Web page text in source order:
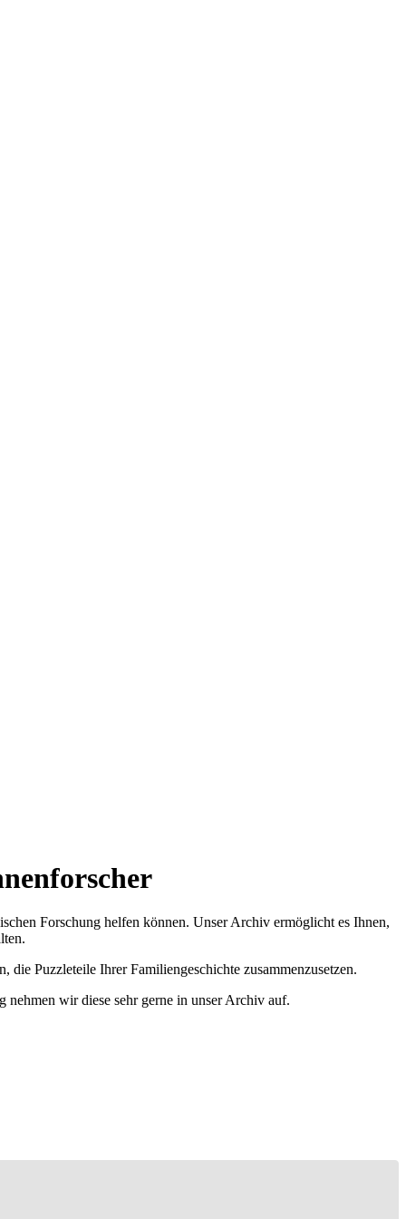
Forschung helfen können. Unser Archiv ermöglicht es Ihnen,
Puzzleteile Ihrer Familiengeschichte zusammenzusetzen.
nehmen wir diese sehr gerne in unser Archiv auf.